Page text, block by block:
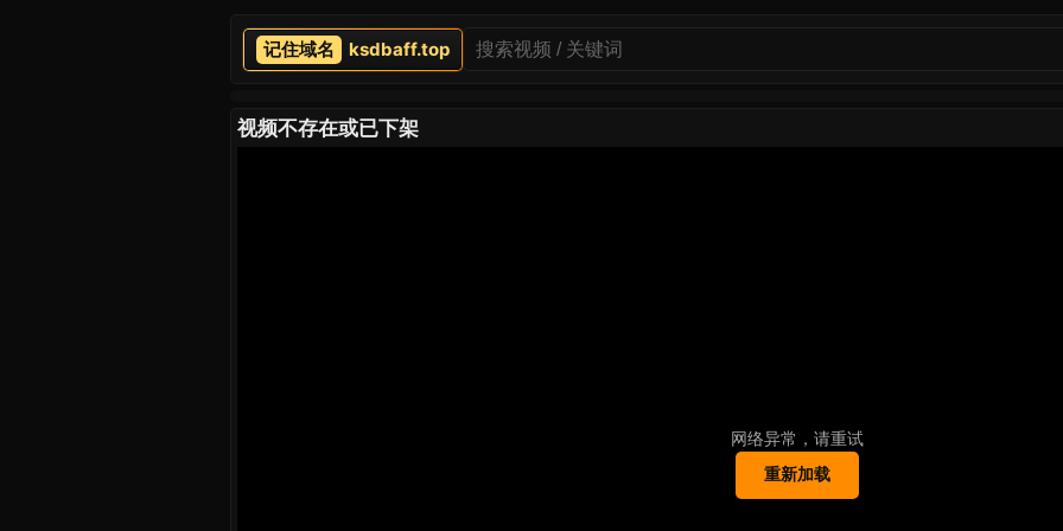
ksdbaff.top
视频不存在或已下架
网络异常，请重试
重新加载